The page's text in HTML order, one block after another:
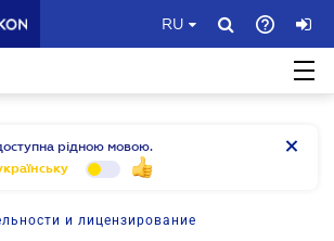
RU
рідною мовою.
и лицензирование